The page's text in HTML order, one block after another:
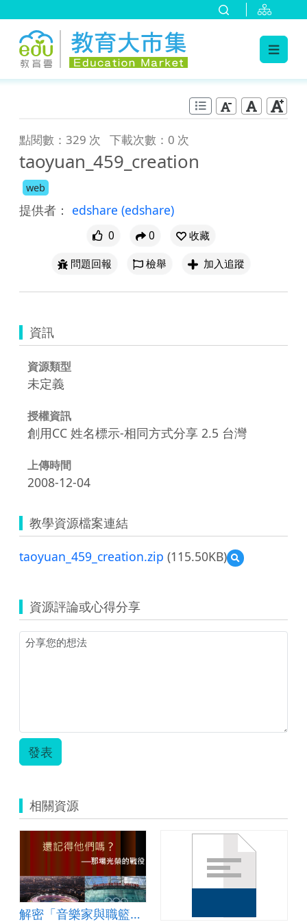
點閱數：329 次 下載次數：0 次
taoyuan_459_creation
web
提供者： edshare (edshare)
0 0
收藏
問題回報
檢舉 加入追蹤
資訊
資源類型
未定義
授權資訊
創用CC 姓名標示-相同方式分享 2.5 台灣
上傳時間
2008-12-04
教學資源檔案連結
taoyuan_459_creation.zip (115.50KB)
預
覽
資源評論或心得分享
發表
相關資源
解密「音樂家與職籃巨星」